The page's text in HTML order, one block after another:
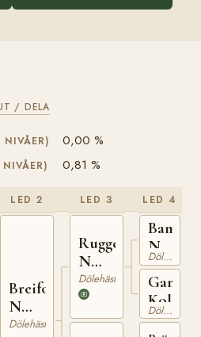
/ DELA
0,00 %
0,81 %
LED 2
Breifot
N
520
Dölehäst
LED 3
Ruggen
N
394
Dölehäst
LED 4
Bamsen
N
254Dölehäst
Gamle
Dölehäst